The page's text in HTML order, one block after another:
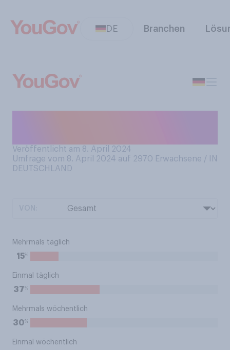
DE Branchen
Veröffentlicht am 8. April 2024
Umfrage vom 8. April 2024 auf 2970 Erwachsene / IN
DEUTSCHLAND
Mehrmals täglich
15%
Einmal täglich
37%
Mehrmals wöchentlich
30%
Einmal wöchentlich